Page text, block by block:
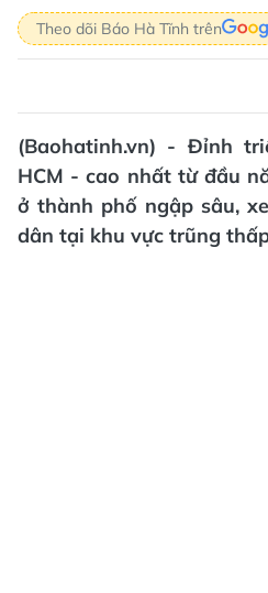
Theo dõi Báo Hà Tĩnh trên
(Baohatinh.vn) - Đỉnh
HCM - cao nhất từ đầu
ở thành phố ngập sâu,
dân tại khu vực trũng